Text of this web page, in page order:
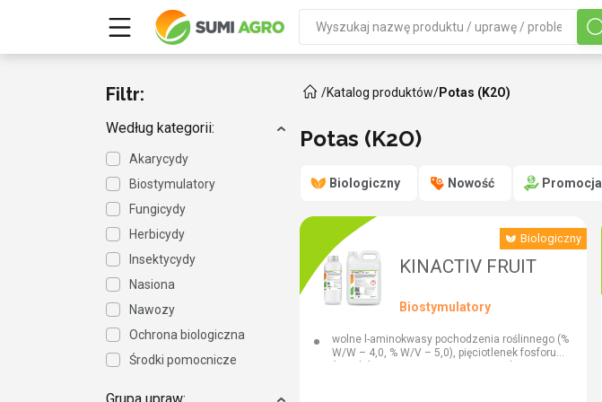
Filtr:
Według kategorii:
Akarycydy
Biostymulatory
Fungicydy
Herbicydy
Insektycydy
Nasiona
Nawozy
Ochrona biologiczna
Środki pomocnicze
/Katalog produktów/Potas (K2O)
Potas (K2O)
Biologiczny Nowość Promocja
Biologiczny
KINACTIV FRUIT
Biostymulatory
wolne l-aminokwasy pochodzenia roślinnego (%
W/W – 4,0, % W/V – 5,0), pięciotlenek fosforu